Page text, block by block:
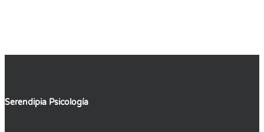
Serendipia Psicología